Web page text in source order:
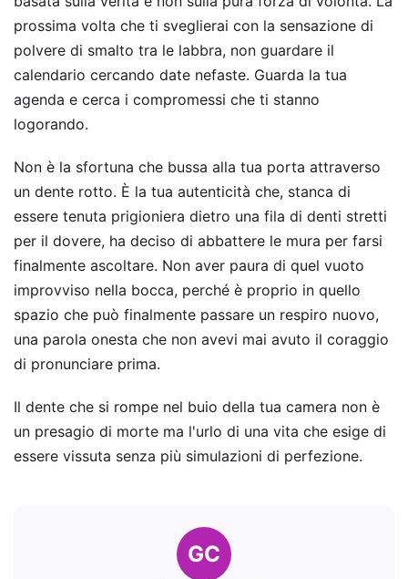
prossima volta che ti sveglierai con la sensazione di
polvere di smalto tra le labbra, non guardare il
calendario cercando date nefaste. Guarda la tua
agenda e cerca i compromessi che ti stanno
logorando.
Non è la sfortuna che bussa alla tua porta attraverso
un dente rotto. È la tua autenticità che, stanca di
essere tenuta prigioniera dietro una fila di denti stretti
per il dovere, ha deciso di abbattere le mura per farsi
finalmente ascoltare. Non aver paura di quel vuoto
improvviso nella bocca, perché è proprio in quello
spazio che può finalmente passare un respiro nuovo,
una parola onesta che non avevi mai avuto il coraggio
di pronunciare prima.
Il dente che si rompe nel buio della tua camera non è
un presagio di morte ma l'urlo di una vita che esige di
essere vissuta senza più simulazioni di perfezione.
GC